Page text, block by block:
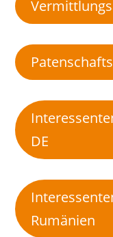
DE
Rumänien